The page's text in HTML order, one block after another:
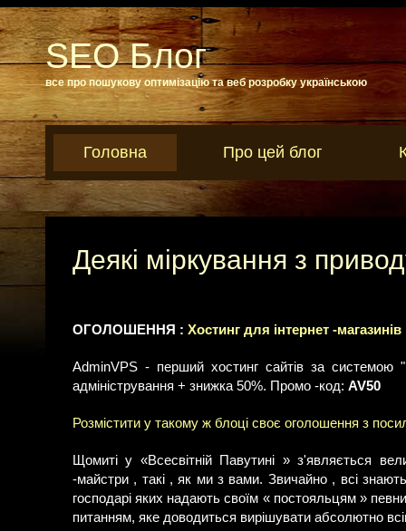
SEO Блог
все про пошукову оптимізацію та веб розробку українською
Головна Про цей блог
Деякі міркування з
ОГОЛОШЕННЯ : Хостинг для інтернет -магазинів
AdminVPS - перший хостинг сайтів за
адміністрування + знижка 50%. Промо -код: AV50
Розмістити у такому ж блоці своє оголошення з
Щомиті у «Всесвітній Павутині » з'являється
-майстри , такі , як ми з вами. Звичайно , всі
господарі яких надають своїм « постояльцям »
питанням, яке доводиться вирішувати абсолютно